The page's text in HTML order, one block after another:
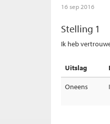
16 sep 2016
Stelling 1
Ik heb
Uitslag
Oneens